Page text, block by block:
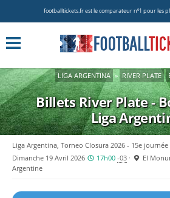
footballtickets.fr est le comparateur nº1 pour les
LIGA ARGENTINA » RIVER PLATE
Billets River Plate -
Liga
Liga Argentina, Torneo Closura 2026 - 15e journée
Dimanche 19 Avril 2026
17h00-03
El
Argentine